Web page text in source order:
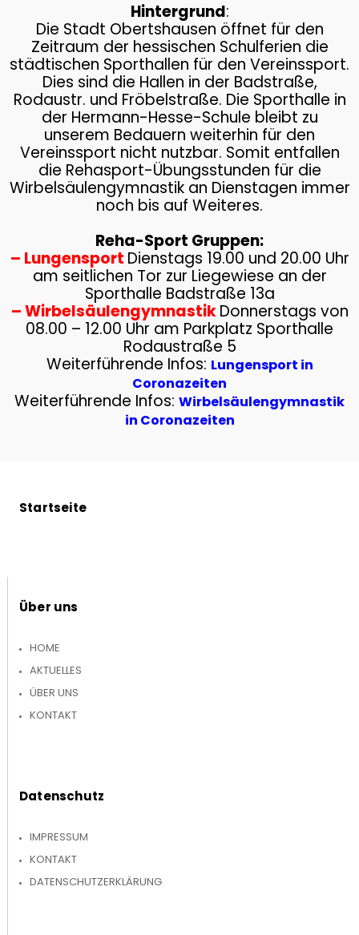
Hintergrund:
Die Stadt Obertshausen öffnet für den
Zeitraum der hessischen Schulferien die
städtischen Sporthallen für den Vereinssport.
Dies sind die Hallen in der Badstraße,
Rodaustr. und Fröbelstraße. Die Sporthalle in
der Hermann-Hesse-Schule bleibt zu
unserem Bedauern weiterhin für den
Vereinssport nicht nutzbar. Somit entfallen
die Rehasport-Übungsstunden für die
Wirbelsäulengymnastik an Dienstagen immer
noch bis auf Weiteres.
Reha-Sport Gruppen:
– Lungensport Dienstags 19.00 und 20.00 Uhr
am seitlichen Tor zur Liegewiese an der
Sporthalle Badstraße 13a
–Wirbelsäulengymnastik Donnerstags von
08.00 – 12.00 Uhr am Parkplatz Sporthalle
Rodaustraße 5
Weiterführende Infos: Lungensport in
Coronazeiten
Weiterführende Infos: Wirbelsäulengymnastik
in Coronazeiten
Startseite
Über uns
HOME
AKTUELLES
ÜBER UNS
KONTAKT
Datenschutz
IMPRESSUM
KONTAKT
DATENSCHUTZERKLÄRUNG